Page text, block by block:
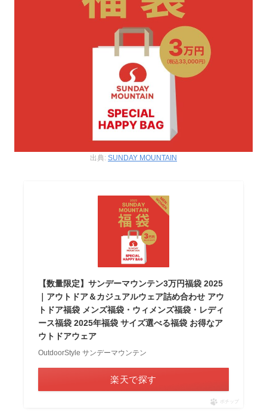
出典: SUNDAY MOUNTAIN
【数量限定】サンデーマウンテン3万円福袋 2025
｜アウトドア＆カジュアルウェア詰め合わせ アウ
トドア福袋 メンズ福袋・ウィメンズ福袋・レディ
ース福袋 2025年福袋 サイズ選べる福袋 お得なア
ウトドアウェア
OutdoorStyle サンデーマウンテン
楽天で探す
ポチップ